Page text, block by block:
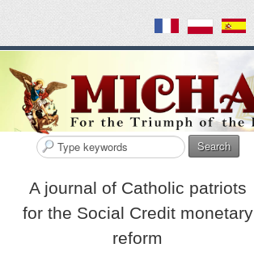
Search
A journal of Catholic patriots
for the Social Credit monetary
reform